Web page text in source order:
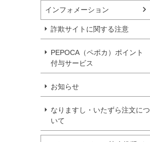
インフォメーション
詐欺サイトに関する注意
PEPOCA（ペポカ）ポイント
付与サービス
お知らせ
なりますし・いたずら注文につ
いて